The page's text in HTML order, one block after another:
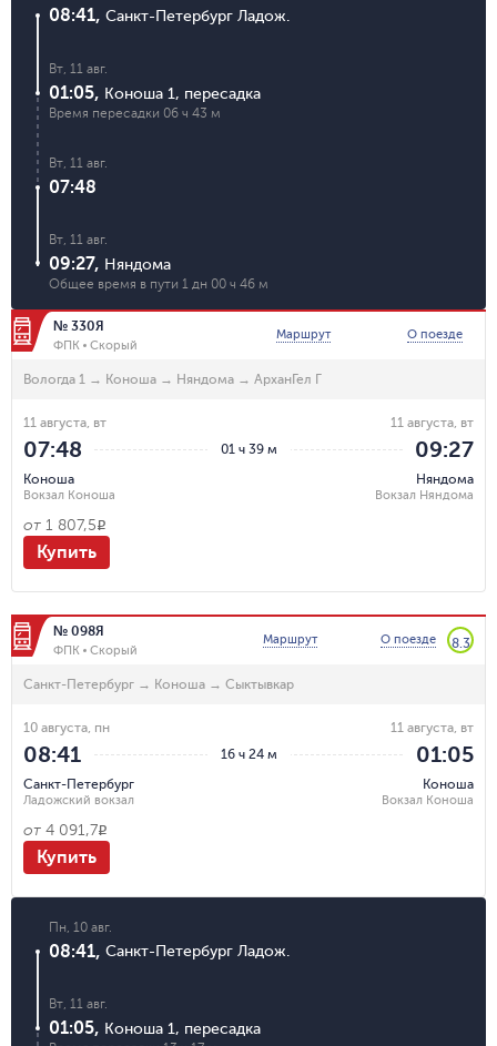
08:41, Санкт-Петербург Ладож.
Вт, 11 авг.
01:05, Коноша 1 , пересадка
Время пересадки 06 ч 43 м
Вт, 11 авг.
07:48
Вт, 11 авг.
09:27, Няндома
Общее время в пути 1 дн 00 ч 46 м
№ 330Я
ФПК Скорый
Маршрут О поезде
Вологда 1 → Коноша → Няндома → АрханГел Г
01 ч 39 м
11 августа, вт
07:48
Коноша
Вокзал Коноша
11 августа, вт
09:27
Няндома
Вокзал Няндома
от 1 807,5R
Купить
№ 098Я
ФПК Скорый
Маршрут О поезде 8.3
Санкт-Петербург → Коноша → Сыктывкар
16 ч 24 м
10 августа, пн
08:41
Санкт-Петербург
Ладожский вокзал
11 августа, вт
01:05
Коноша
Вокзал Коноша
от 4 091,7R
Купить
Пн, 10 авг.
08:41, Санкт-Петербург Ладож.
Вт, 11 авг.
01:05, Коноша 1, пересадка